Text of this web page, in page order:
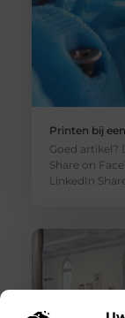
Printen bij
Goed artikel?
Share on
LinkedIn